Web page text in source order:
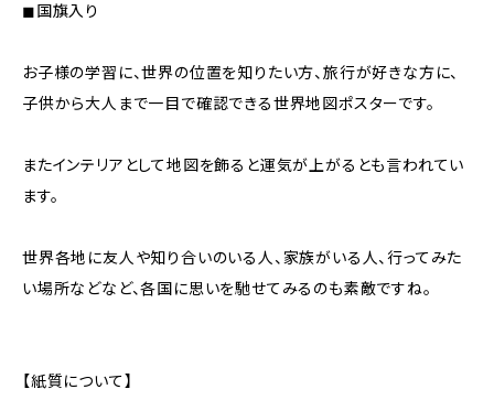
◼︎国旗入り
お子様の学習に、世界の位置を知りたい方、旅行が好きな方に、
子供から大人まで一目で確認できる世界地図ポスターです。
またインテリアとして地図を飾ると運気が上がるとも言われてい
ます。
世界各地に友人や知り合いのいる人、家族がいる人、行ってみた
い場所などなど、各国に思いを馳せてみるのも素敵ですね。
【紙質について】